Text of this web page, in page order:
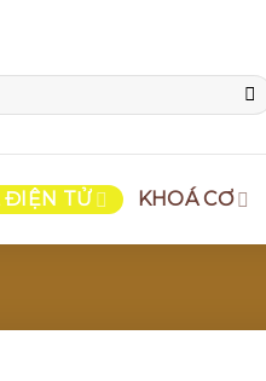
ĐIỆN TỬ KHOÁ CƠ